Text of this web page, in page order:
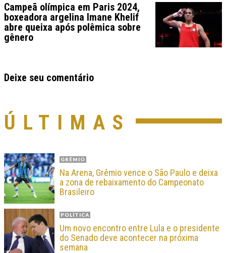
Campeã olímpica em Paris 2024,
boxeadora argelina Imane Khelif
abre queixa após polêmica sobre
gênero
Deixe seu comentário
ÚLTIMAS
GRÊMIO
Na Arena, Grêmio vence o São Paulo e deixa
a zona de rebaixamento do Campeonato
Brasileiro
POLÍTICA
Um novo encontro entre Lula e o presidente
do Senado deve acontecer na próxima
semana